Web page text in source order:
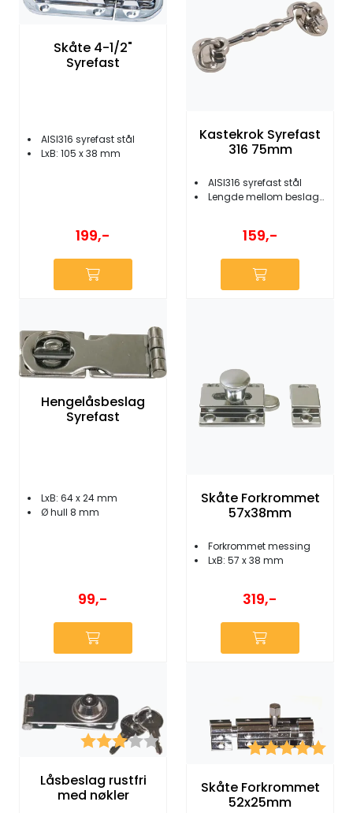
Skåte 4-1/2"
Syrefast
AISI316 syrefast stål
LxB: 105 x 38 mm
199,-
Kastekrok Syrefast
316 75mm
AISI316 syrefast stål
Lengde mellom beslag: 75 mm
159,-
Hengelåsbeslag
Syrefast
LxB: 64 x 24 mm
Ø hull 8 mm
99,-
Skåte Forkrommet
57x38mm
Forkrommet messing
LxB: 57 x 38 mm
319,-
Karakter: 3.0 av 5 mulige
Låsbeslag rustfri
med nøkler
Karakter:
Skåte Forkrommet
52x25mm